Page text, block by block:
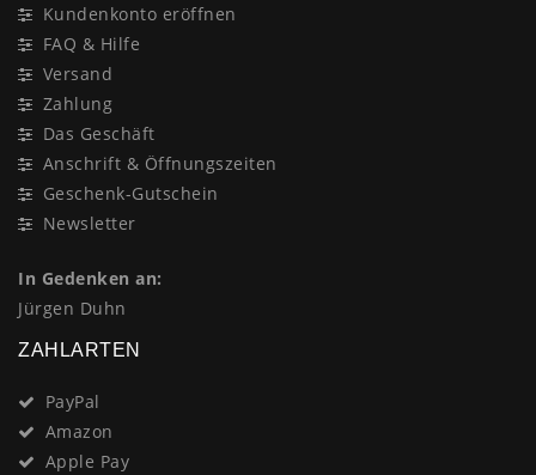
Kundenkonto eröffnen
FAQ & Hilfe
Versand
Zahlung
Das Geschäft
Anschrift & Öffnungszeiten
Geschenk-Gutschein
Newsletter
In Gedenken an:
Jürgen Duhn
ZAHLARTEN
PayPal
Amazon
Apple Pay